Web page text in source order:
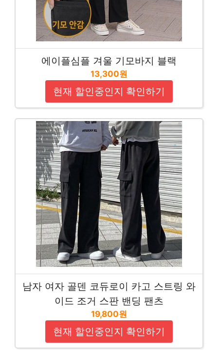
에이플심플 겨울 기모바지 블랙
13,300원
현재 할인중인지 확인하기
남자 여자 골덴 코듀로이 카고 스트링 와
이드 조거 스판 밴딩 팬츠
19,800원
현재 할인중인지 확인하기